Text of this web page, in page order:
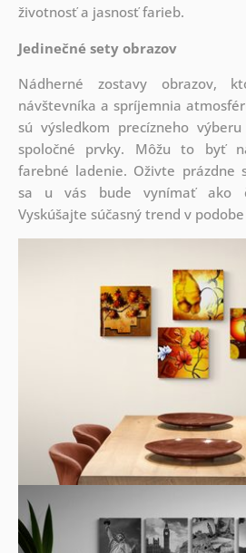
životnosť a jasnosť farieb.
Jedinečné sety obrazov
Nádherné zostavy obrazov,
návštevníka a spríjemnia
sú výsledkom precízneho
spoločné prvky. Môžu to byť
farebné ladenie. Oživte prázdne
sa u vás bude vynímať ako
Vyskúšajte súčasný trend v